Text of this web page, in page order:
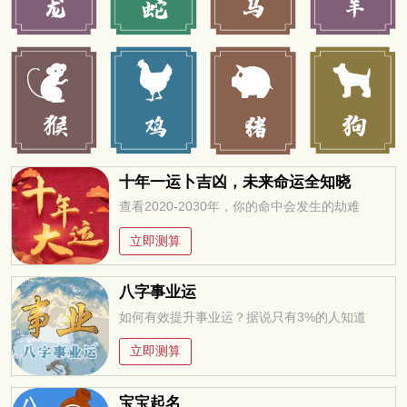
十年一运卜吉凶，未来命运全知晓
查看2020-2030年，你的命中会发生的劫难
立即测算
八字事业运
如何有效提升事业运？据说只有3%的人知道
立即测算
宝宝起名